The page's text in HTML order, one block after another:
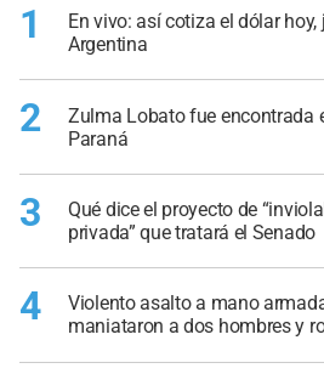
1
En vivo: así cotiza el dólar
Argentina
2
Zulma Lobato fue encontrada
Paraná
3
Qué dice el proyecto de
privada” que tratará el Senado
4
Violento asalto a mano
maniataron a dos hombres y